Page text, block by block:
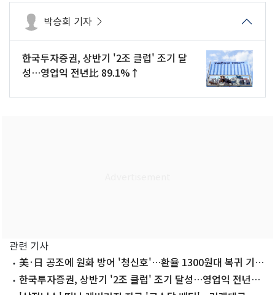
박승희 기자
한국투자증권, 상반기 '2조 클럽' 조기 달
성…영업익 전년比 89.1%↑
관련 기사
美·日 공조에 원화 방어 '청신호'…환율 1300원대 복귀 기대
감 한국투자증권, 상반기 '2조 클럽' 조기 달성…영업익 전년比